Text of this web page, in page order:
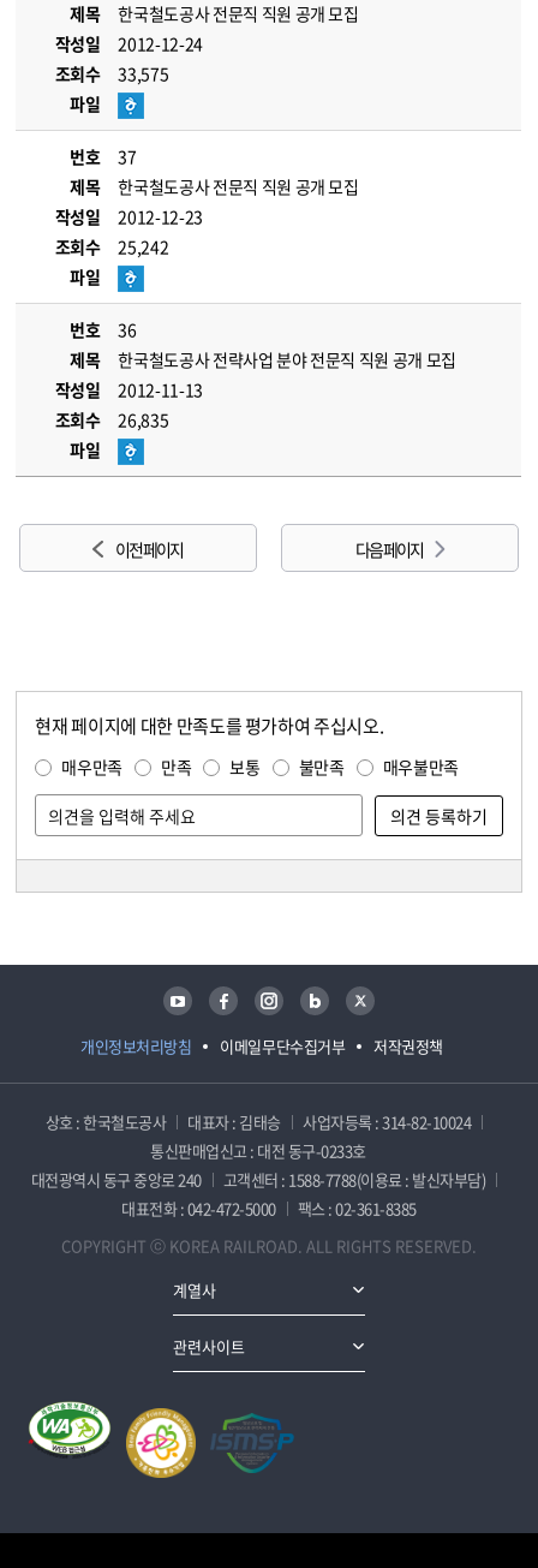
제목
한국철도공사 전문직 직원 공개 모집
작성일
2012-12-24
조회수
33,575
파일
번호
37
제목
한국철도공사 전문직 직원 공개 모집
작성일
2012-12-23
조회수
25,242
파일
번호
36
제목
한국철도공사 전략사업 분야 전문직 직원 공개 모집
작성일
2012-11-13
조회수
26,835
파일
이전 페이지 다음 페이지
현재 페이지에 대한 만족도를 평가하여 주십시오.
매우만족 만족 보통 불만족 매우불만족
개인정보처리방침 이메일무단수집거부 저작권정책
유튜브 페이스북 인스타그램 블로그 트위터
상호 : 한국철도공사 대표자 : 김태승
사업자등록 : 314-82-10024
통신판매업신고 : 대전 동구-0233호
대전광역시 동구 중앙로 240
고객센터 : 1588-7788(이용료 : 발신자부담)
대표전화 : 042-472-5000
팩스 : 02-361-8385
COPYRIGHT ⓒ KOREA RAILROAD. ALL RIGHTS RESERVED.
계열사
관련사이트